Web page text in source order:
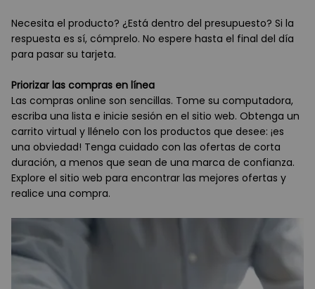
Necesita el producto? ¿Está dentro del presupuesto? Si la
respuesta es sí, cómprelo. No espere hasta el final del día
para pasar su tarjeta.
Priorizar las compras en línea
Las compras online son sencillas. Tome su computadora,
escriba una lista e inicie sesión en el sitio web. Obtenga un
carrito virtual y llénelo con los productos que desee: ¡es
una obviedad! Tenga cuidado con las ofertas de corta
duración, a menos que sean de una marca de confianza.
Explore el sitio web para encontrar las mejores ofertas y
realice una compra.